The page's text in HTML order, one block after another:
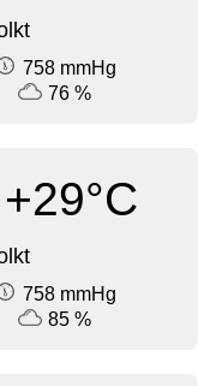
758 mmHg
76 %
+29°C
758 mmHg
85 %